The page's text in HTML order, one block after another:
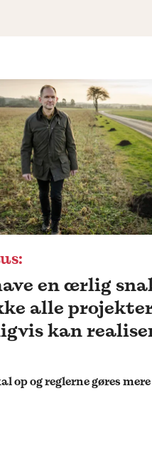
en ærlig
alle
kan
op og reglerne gøres mere